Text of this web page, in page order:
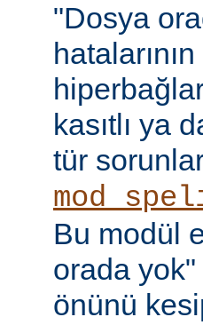
"Dosya
kasıtlı ya
tür
Bu modül
orada yok"
önünü